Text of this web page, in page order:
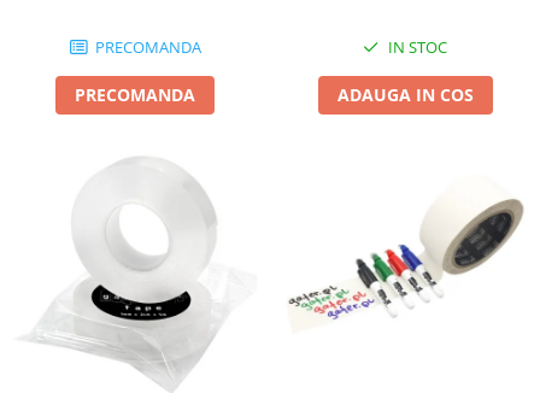
PRECOMANDA
PRECOMANDA
IN STOC
ADAUGA IN COS